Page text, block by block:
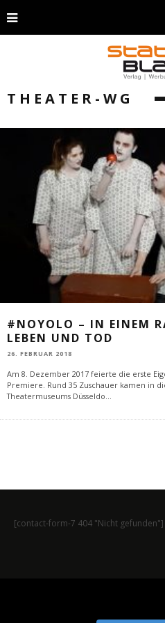
THEATER-WG
#NOYOLO – IN EINEM
LEBEN UND TOD
26. FEBRUAR 2018
Am 8. Dezember 2017 feierte die erste
Premiere. Rund 35 Zuschauer kamen in
Theatermuseums Düsseldo...
[contact-form-7 404 "Nicht gefunden"]